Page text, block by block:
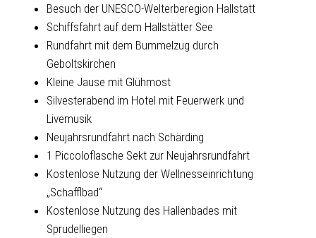
Besuch der UNESCO-Welterberegion Hallstatt
Schiffsfahrt auf dem Hallstätter See
Rundfahrt mit dem Bummelzug durch
Geboltskirchen
Kleine Jause mit Glühmost
Silvesterabend im Hotel mit Feuerwerk und
Livemusik
Neujahrsrundfahrt nach Schärding
1 Piccoloflasche Sekt zur Neujahrsrundfahrt
Kostenlose Nutzung der Wellnesseinrichtung
„Schafflbad“
Kostenlose Nutzung des Hallenbades mit
Sprudelliegen